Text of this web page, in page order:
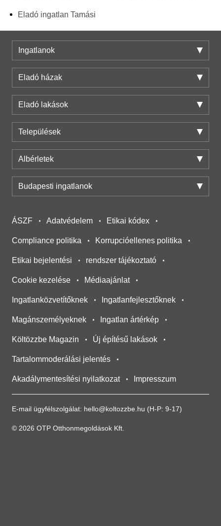
Eladó ingatlan Tamási
Ingatlanok
Eladó házak
Eladó lakások
Települések
Albérletek
Budapesti ingatlanok
E-mail ügyfélszolgálat: hello@koltozzbe.hu (H-P: 9-17)
© 2026 OTP Otthonmegoldások Kft.
ÁSZF Adatvédelem Etikai kódex
Compliance politika Korrupcióellenes politika
Etikai bejelentési rendszer tájékoztató
Cookie kezelése Médiaajánlat
Ingatlanközvetítőknek Ingatlanfejlesztőknek
Magánszemélyeknek Ingatlan ártérkép
Költözzbe Magazin Új építésű lakások
Tartalommoderálási jelentés
Akadálymentesítési nyilatkozat Impresszum